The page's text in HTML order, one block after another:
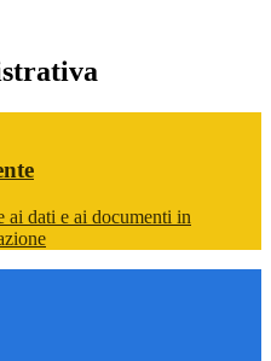
ai dati e ai documenti in